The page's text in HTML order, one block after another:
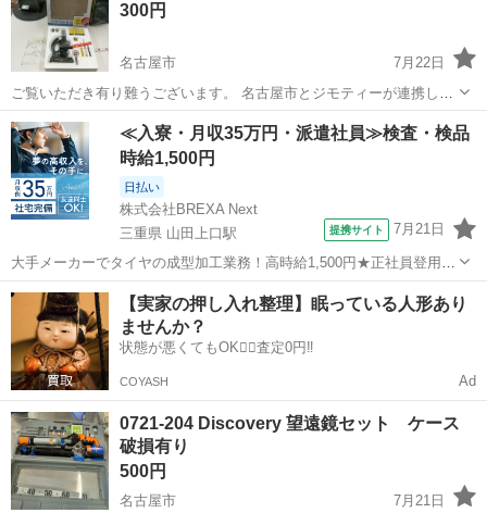
ち込めます！ ※詳細はこ...
300円
名古屋市
7月22日
ご覧いただき有り難うございます。 名古屋市とジモティーが連携して
運営しています。 粗⼤ごみ等の減量を⽬的にまだ使えるものをリユー
スしています。 ★★★★★ ご自宅にある不要品を是非ジモティースポ
ットへお持ち込...
愛知 名古屋市 望遠鏡、顕微鏡 リユース
≪入寮・月収35万円・派遣社員≫検査・検品
時給1,500円
日払い
株式会社BREXA Next
三重県 山田上口駅
提携サイト 7月21日
大手メーカーでタイヤの成型加工業務！高時給1,500円★正社員登用制
度あり！ワンルーム寮完備！マイカー通勤OK！無料駐車場あり！《三
重県伊勢市》 人気の工場のお仕事 ◇タイヤの製造◇ トラック・バ
ス・RV車用を中心とした...
三重 伊勢市 山田上口駅 その他
【実家の押し入れ整理】眠っている人形あり
ませんか？
状態が悪くてもOK🙆‍♀️査定0円‼️
COYASH Ad
0721-204 Discovery 望遠鏡セット ケース
破損有り
500円
名古屋市
7月21日